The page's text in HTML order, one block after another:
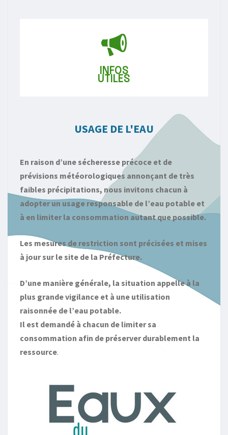
INFOS
UTILES
USAGE DE L'EAU
En raison d’une sécheresse précoce et de
prévisions météorologiques annonçant de très
faibles précipitations, nous invitons chacun à
adopter un usage responsable de l’eau potable et
à en limiter la consommation autant que possible.
Les mesures de restriction sont précisées et mises
à jour sur le site de la Préfecture.
D’une manière générale, la situation appelle à la
plus grande vigilance et à une utilisation
raisonnée de l’eau potable.
Il est demandé à chacun de limiter sa
consommation afin de préserver durablement la
ressource.